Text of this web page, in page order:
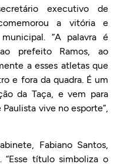
executivo de
a vitória e
“A palavra é
prefeito Ramos, ao
a esses atletas que
e fora da quadra. É um
da Taça, e vem para
vive no esporte”,
Fabiano Santos,
“Esse título simboliza o